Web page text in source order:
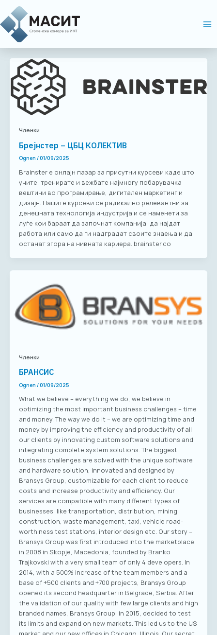
content
Членки
Брејнстер – ЦБЦ КОЛЕКТИВ
Ognen /01/09/2025
Brainster е онлајн пазар за присутни курсеви каде што
учите, тренирате и вежбате најмногу побарувачка
вештини во програмирање, дигитален маркетинг и
дизајн. Нашите курсеви се радикално релевантни за
денешната технологија индустрија и се наменети за
луѓе кои бараат да започнат компанија, да најдат
работа или само да ги надградат своите знаења и да
останат згора на нивната кариера. brainster.co
Членки
БРАНСИС
Ognen /01/09/2025
What we believe – everything we do, we believe in
optimizing the most important business challenges – time
and money. The way we do it – we are optimizing time and
money by improving the efficiency and productivity of all
our clients by innovating custom software solutions and
integrating complete system solutions. The biggest
business challenges are solved with the unique software
and hardware solution, innovated and designed by
Bransys Group, customizable for each client to reduce
costs and increase productivity and efficiency. Our
services are compatible with many different types of
businesses, like transportation, distribution, mining,
construction, waste management, taxi, vehicle road-
worthiness test stations, interior design etc. Our story –
Bransys Group was first introduced into the marketplace
in 2008 in Skopje, Macedonia, founded by Branko
Trajkovski with a very small team of only 4 developers. In
2014, with a 500% increase of the team members and a
base of +500 clients and +700 projects, Bransys Group
opened its second headquarter in Belgrade, Serbia. After
the validation of our quality with few large clients and high
branded names, Bransys Group, in 2015, decided to test
its limits and expand on new markets. This led us to the US